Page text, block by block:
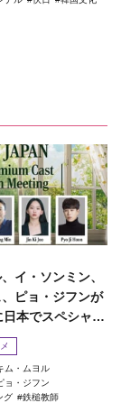
イ・ソンミン、
ピョ・ジフンが
本でスペシャル
ング開催決...
ム・ムヨル
ョ・ジフン
グ
鉄槌教師